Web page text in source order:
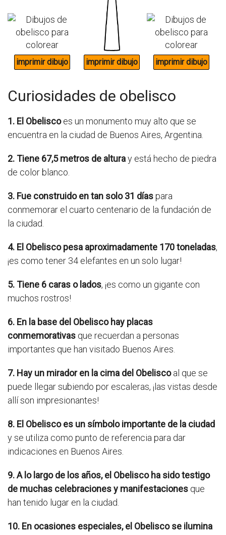
Curiosidades de obelisco
1. El Obeliscoes un monumento muy alto que se
encuentra en la ciudad de Buenos Aires, Argentina.
2. Tiene 67,5 metros de alturay está hecho de piedra
de color blanco.
3. Fue construido en tan solo 31 díaspara
conmemorar el cuarto centenario de la fundación de
la ciudad.
4. El Obelisco pesa aproximadamente 170 toneladas,
¡es como tener 34 elefantes en un solo lugar!
5. Tiene 6 caras o lados, ¡es como un gigante con
muchos rostros!
6. En la base del Obelisco hay placas
conmemorativas que recuerdan a personas
importantes que han visitado Buenos Aires.
7. Hay un mirador en la cima del Obeliscoal que se
puede llegar subiendo por escaleras, ¡las vistas desde
allí son impresionantes!
8. El Obelisco es un símbolo importante de la ciudad
y se utiliza como punto de referencia para dar
indicaciones en Buenos Aires.
9. A lo largo de los años, el Obelisco ha sido testigo
de muchas celebraciones y manifestaciones que
han tenido lugar en la ciudad.
10. En ocasiones especiales, el Obelisco se ilumina